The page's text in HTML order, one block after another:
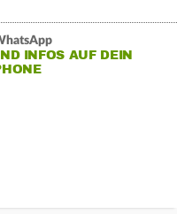
INFOS AUF DEIN